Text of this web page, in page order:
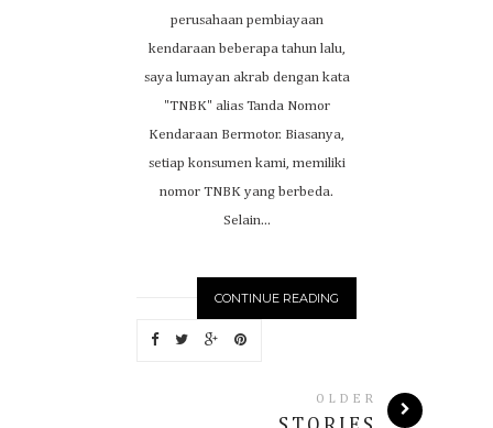
perusahaan pembiayaan
kendaraan beberapa tahun lalu,
saya lumayan akrab dengan kata
"TNBK" alias Tanda Nomor
Kendaraan Bermotor. Biasanya,
setiap konsumen kami, memiliki
nomor TNBK yang berbeda.
Selain...
CONTINUE READING
OLDER